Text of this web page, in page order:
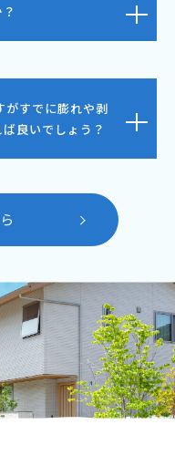
がすでに膨れや剥
良いでしょう？